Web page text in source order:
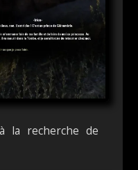
la recherche de